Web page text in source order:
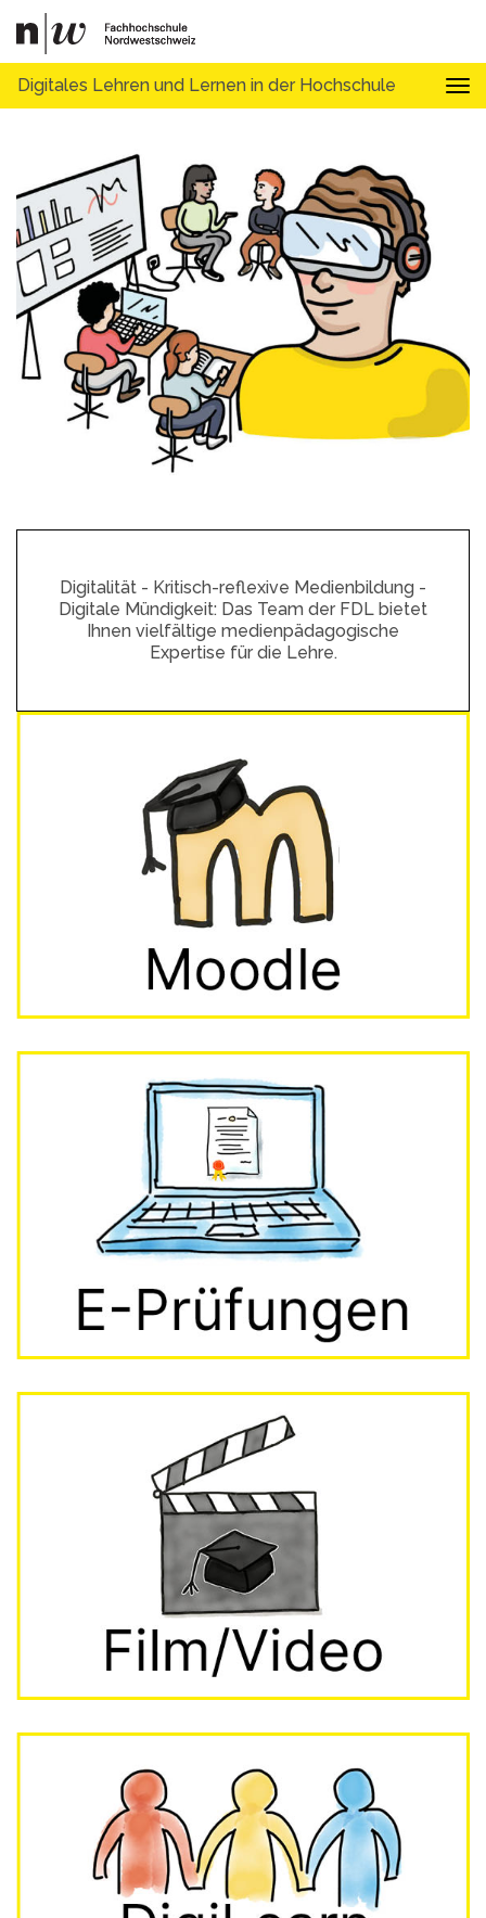
Digitales Lehren und Lernen in der Hochschule
Digitalität - Kritisch-reflexive Medienbildung -
Digitale Mündigkeit: Das Team der FDL bietet
Ihnen vielfältige medienpädagogische
Expertise für die Lehre.